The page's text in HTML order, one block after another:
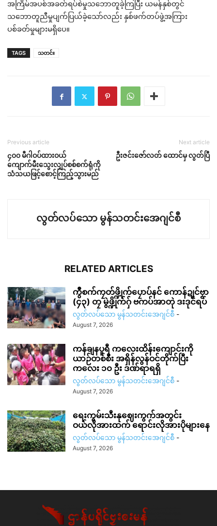
အကြိမ်အပစ်အခတ်ရပ်စဲမှုသဘောတူခဲ့ကြပြီး ယမန်နှစ်တွင်
သဘောတူညီမှုပျက်ပြယ်ခဲ့သော်လည်း နှစ်ဖက်တပ်ဖွဲ့အကြား
ပစ်ခတ်မှုများမရှိပေ။
TAGS သတင်း
Previous article
၄၀၀ မီဂါဝပ်ထားဝယ်
ကျောက်မီးသွေးလျှပ်စစ်စက်ရုံကို
သံသယဖြင့်စောင့်ကြည့်သွားမည်
Next article
ဦးဇင်းဇော်လတ် ထောင်မှ လွတ်ပြီ
လွတ်လပ်သော မွန်သတင်းအေဂျင်စီ
RELATED ARTICLES
ကွဳစက်ကၠတ်ဖ္ဍိုက်ပၠောပ်နင် ကောန်ဍုင်ဗၟာ
(၄၃) တၠ မွဲဖ္ဍိုက်ဂှ် ဗကပ်အာတုဲ ဒးဒုင်ရပ်
လွတ်လပ်သော မွန်သတင်းအေဂျင်စီ -
August 7, 2026
ကန်ချနပူရီ ကလေးထိန်းကျောင်းကို
ယာဉ်တစ်စီး အရှိန်လွန်ဝင်တိုက်ပြီး
ကလေး ၁၀ ဦး ဒဏ်ရာရရှိ
လွတ်လပ်သော မွန်သတင်းအေဂျင်စီ -
August 7, 2026
ရေးကွမ်းသီးနုဈေးကွက်အတွင်း
ဝယ်လိုအားထက် ရောင်းလိုအားပိုများနေ
လွတ်လပ်သော မွန်သတင်းအေဂျင်စီ -
August 7, 2026